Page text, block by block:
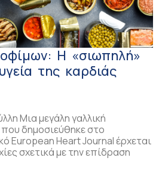
Η «σιωπηλή»
της καρδιάς
Μια μεγάλη γαλλική
που δημοσιεύθηκε στο
European Heart Journal έρχεται
σχετικά με την επίδραση